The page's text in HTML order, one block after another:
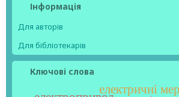
Інформація
Для авторів
Для бібліотекарів
Ключові слова
електричні